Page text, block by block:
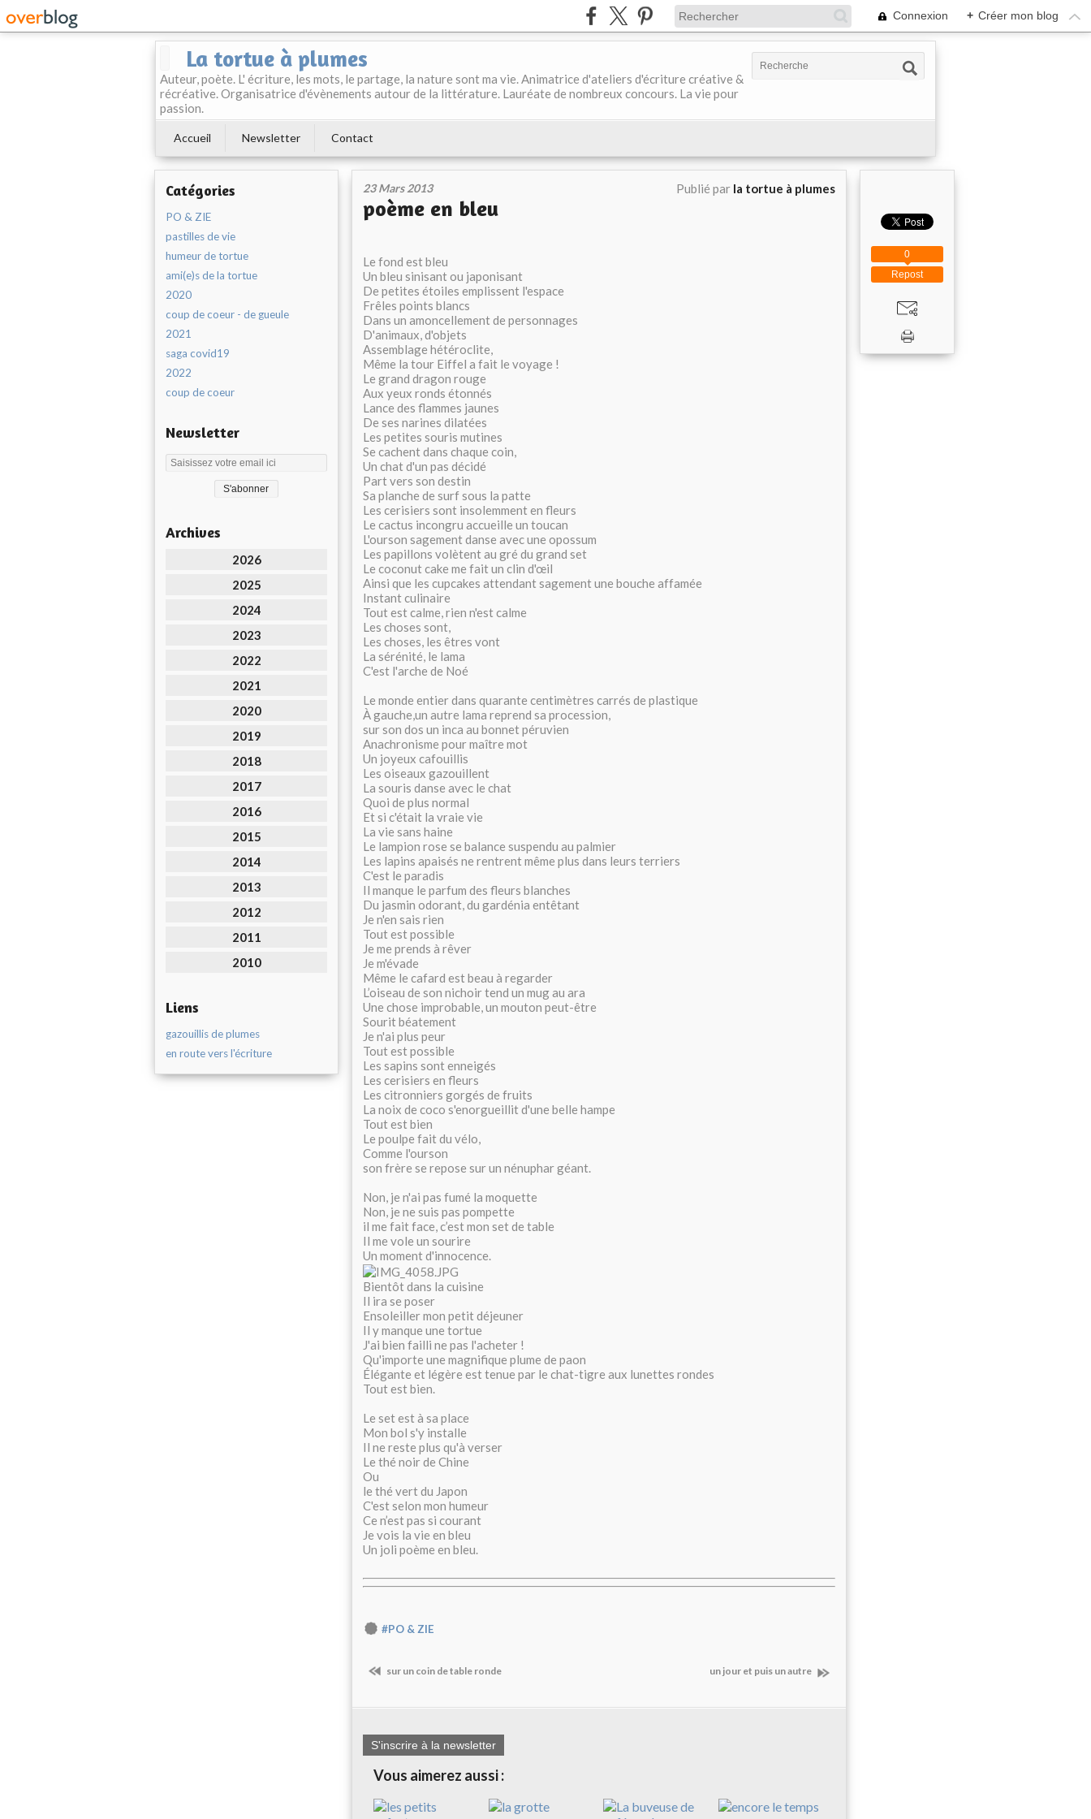
Connexion + Créer mon blog
La tortue à plumes
Auteur, poète. L' écriture, les mots, le partage, la nature sont ma vie. Animatrice d'ateliers d'écriture créative &
récréative. Organisatrice d'évènements autour de la littérature. Lauréate de nombreux concours. La vie pour
passion.
Accueil Newsletter Contact
Catégories
PO & ZIE
pastilles de vie
humeur de tortue
ami(e)s de la tortue
2020
coup de coeur - de gueule
2021
saga covid19
2022
coup de coeur
Newsletter
Archives
2026
2025
2024
2023
2022
2021
2020
2019
2018
2017
2016
2015
2014
2013
2012
2011
2010
Liens
gazouillis de plumes
en route vers l'écriture
23 Mars 2013 Publié par la tortue à plumes
poème en bleu
Le fond est bleu
Un bleu sinisant ou japonisant
De petites étoiles emplissent l'espace
Frêles points blancs
Dans un amoncellement de personnages
D'animaux, d'objets
Assemblage hétéroclite,
Même la tour Eiffel a fait le voyage !
Le grand dragon rouge
Aux yeux ronds étonnés
Lance des flammes jaunes
De ses narines dilatées
Les petites souris mutines
Se cachent dans chaque coin,
Un chat d'un pas décidé
Part vers son destin
Sa planche de surf sous la patte
Les cerisiers sont insolemment en fleurs
Le cactus incongru accueille un toucan
L'ourson sagement danse avec une opossum
Les papillons volètent au gré du grand set
Le coconut cake me fait un clin d'œil
Ainsi que les cupcakes attendant sagement une bouche affamée
Instant culinaire
Tout est calme, rien n'est calme
Les choses sont,
Les choses, les êtres vont
La sérénité, le lama
C'est l'arche de Noé
Le monde entier dans quarante centimètres carrés de plastique
À gauche,un autre lama reprend sa procession,
sur son dos un inca au bonnet péruvien
Anachronisme pour maître mot
Un joyeux cafouillis
Les oiseaux gazouillent
La souris danse avec le chat
Quoi de plus normal
Et si c'était la vraie vie
La vie sans haine
Le lampion rose se balance suspendu au palmier
Les lapins apaisés ne rentrent même plus dans leurs terriers
C'est le paradis
Il manque le parfum des fleurs blanches
Du jasmin odorant, du gardénia entêtant
Je n'en sais rien
Tout est possible
Je me prends à rêver
Je m'évade
Même le cafard est beau à regarder
L’oiseau de son nichoir tend un mug au ara
Une chose improbable, un mouton peut-être
Sourit béatement
Je n'ai plus peur
Tout est possible
Les sapins sont enneigés
Les cerisiers en fleurs
Les citronniers gorgés de fruits
La noix de coco s'enorgueillit d'une belle hampe
Tout est bien
Le poulpe fait du vélo,
Comme l'ourson
son frère se repose sur un nénuphar géant.
Non, je n'ai pas fumé la moquette
Non, je ne suis pas pompette
il me fait face, c’est mon set de table
Il me vole un sourire
Un moment d'innocence.
Bientôt dans la cuisine
Il ira se poser
Ensoleiller mon petit déjeuner
Il y manque une tortue
J'ai bien failli ne pas l'acheter !
Qu'importe une magnifique plume de paon
Élégante et légère est tenue par le chat-tigre aux lunettes rondes
Tout est bien.
Le set est à sa place
Mon bol s'y installe
Il ne reste plus qu'à verser
Le thé noir de Chine
Ou
le thé vert du Japon
C'est selon mon humeur
Ce n’est pas si courant
Je vois la vie en bleu
Un joli poème en bleu.
#PO & ZIE
sur un coin de table ronde un jour et puis un autre
S'inscrire à la newsletter
Vous aimerez aussi :
Repost
0